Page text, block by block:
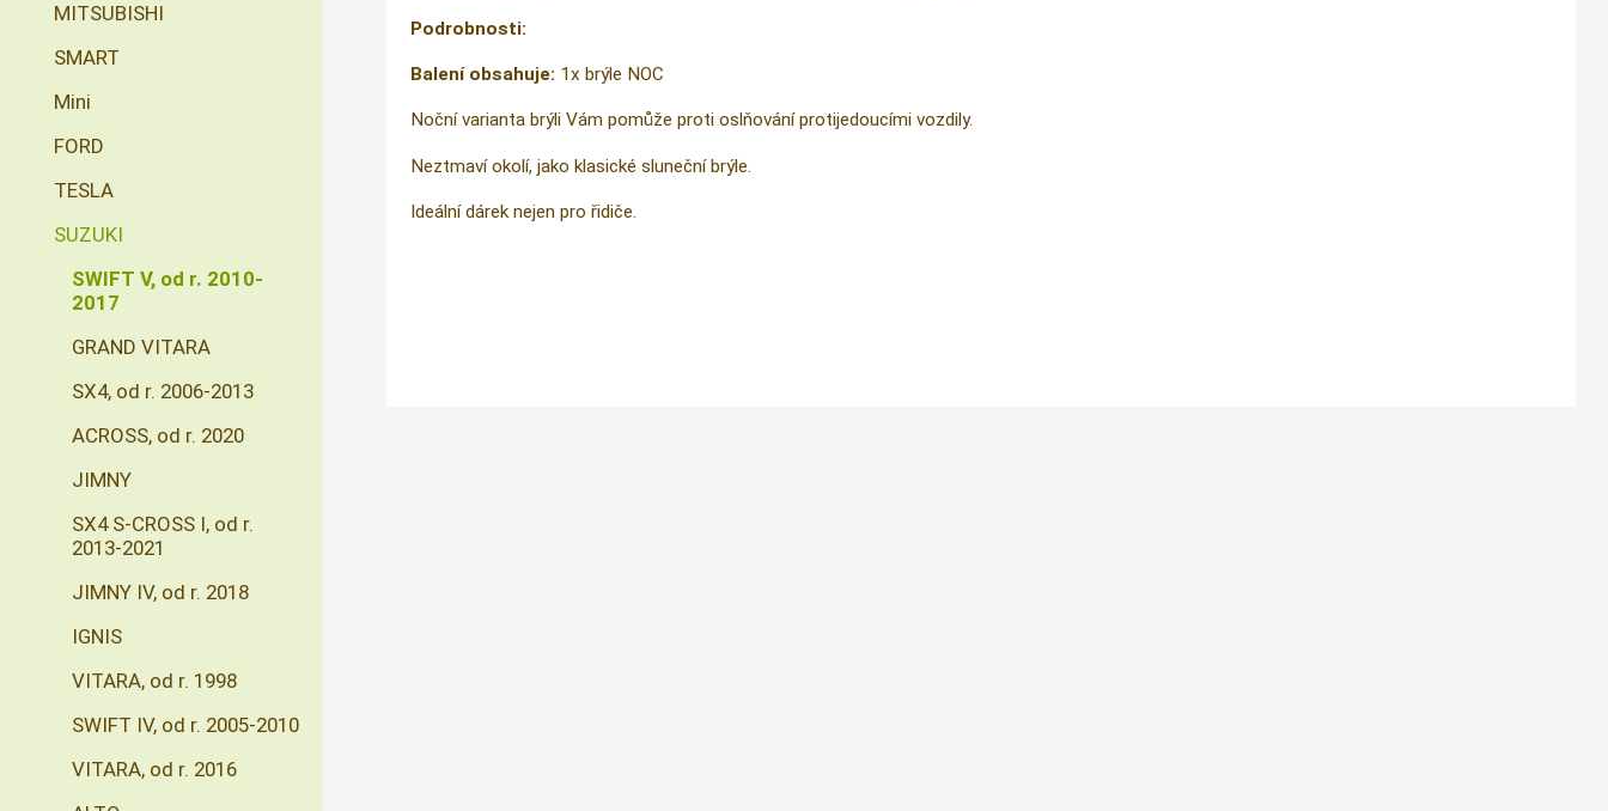
Podrobnosti:
Balení obsahuje: 1x brýle NOC
Noční varianta brýli Vám pomůže proti oslňování protijedoucími vozdily.
Neztmaví okolí, jako klasické sluneční brýle.
Ideální dárek nejen pro řidiče.
MITSUBISHI
SMART
Mini
FORD
TESLA
SUZUKI
SWIFT V, od r. 2010-
2017
GRAND VITARA
SX4, od r. 2006-2013
ACROSS, od r. 2020
JIMNY
SX4 S-CROSS I, od r.
2013-2021
JIMNY IV, od r. 2018
IGNIS
VITARA, od r. 1998
SWIFT IV, od r. 2005-2010
VITARA, od r. 2016